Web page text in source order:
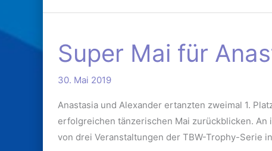
Super Mai für
30. Mai 2019
Anastasia und Alexander ertanzten zweimal 1.
erfolgreichen tänzerischen Mai zurückblicken.
von drei Veranstaltungen der TBW-Trophy-Serie
Mai
für
Anastasia
Schleicher